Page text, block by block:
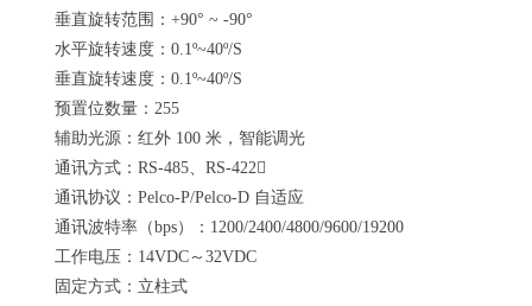
垂直旋转范围：+90° ~ -90°
水平旋转速度：0.1º~40º/S
垂直旋转速度：0.1º~40º/S
预置位数量：255
辅助光源：红外 100 米，智能调光
通讯方式：RS-485、RS-422
通讯协议：Pelco-P/Pelco-D 自适应
通讯波特率（bps）：1200/2400/4800/9600/19200
工作电压：14VDC～32VDC
固定方式：立柱式